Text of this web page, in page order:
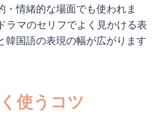
・情緒的な場面でも使われま
ラマのセリフでよく見かける表
韓国語の表現の幅が広がります
使うコツ